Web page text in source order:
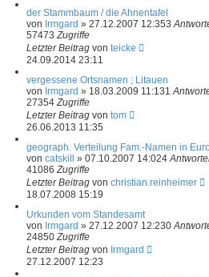
der Stammbaum / die Ahnentafel
von Irmgard » 27.12.2007 12:353
57473Zugriffe
Letzter Beitrag von teicke
24.09.2014 23:11
vergessene Ortsnamen ; Litauen
von Irmgard » 18.03.2009 11:131
27354Zugriffe
Letzter Beitrag von tom
26.06.2013 11:35
geograph. Verteilung Fam.-Namen in
von catskill » 07.10.2007 14:024
41086Zugriffe
Letzter Beitrag von christian.reinheimer
18.07.2008 15:19
Urkunden vom Standesamt
von Irmgard » 27.12.2007 12:230
24850Zugriffe
Letzter Beitrag von Irmgard
27.12.2007 12:23